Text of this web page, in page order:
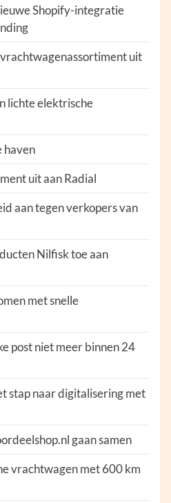
Shopify-integratie
uit
lichte elektrische
haven
uit aan Radial
aan tegen verkopers van
Nilfisk toe aan
met snelle
post niet meer binnen 24
stap naar digitalisering met
gaan samen
vrachtwagen met 600 km